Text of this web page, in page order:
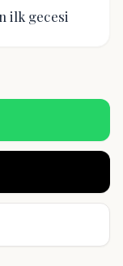
ilk gecesi